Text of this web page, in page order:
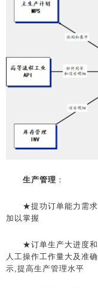
生产管理 ：
★提功订单能力需求
加以掌握
★订单生产大进度和
人工操作工作量大及准
示,提高生产管理水平